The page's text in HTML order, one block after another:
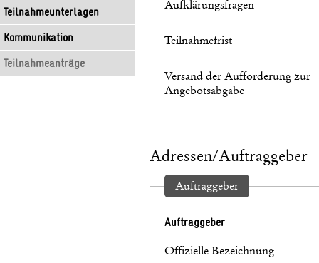
Teilnahmeunterlagen
Kommunikation
Teilnahmeanträge
Aufklärungsfragen
Teilnahmefrist
Versand der Aufforderung zur
Angebotsabgabe
Adressen/Auftraggeber
Auftraggeber
Auftraggeber
Offizielle Bezeichnung